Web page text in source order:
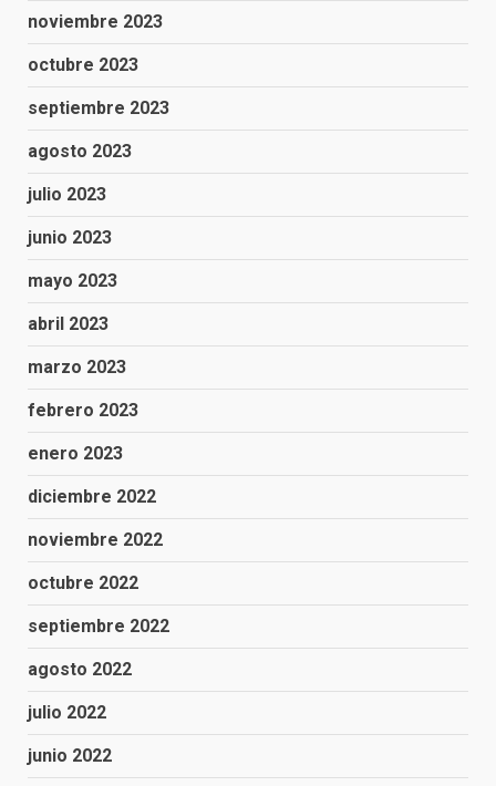
noviembre 2023
octubre 2023
septiembre 2023
agosto 2023
julio 2023
junio 2023
mayo 2023
abril 2023
marzo 2023
febrero 2023
enero 2023
diciembre 2022
noviembre 2022
octubre 2022
septiembre 2022
agosto 2022
julio 2022
junio 2022